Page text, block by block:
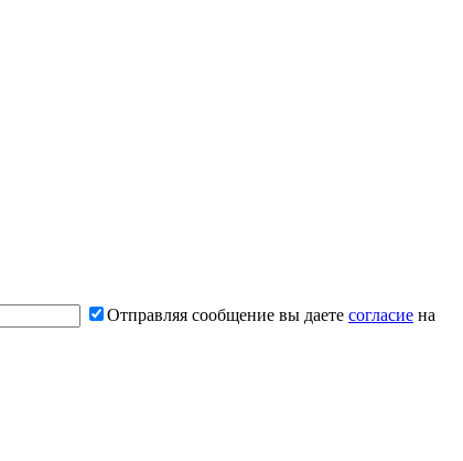
Отправляя сообщение вы даете согласие на